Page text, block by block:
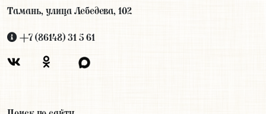
Тамань, улица Лебедева, 102
+7 (86148) 31 5 61